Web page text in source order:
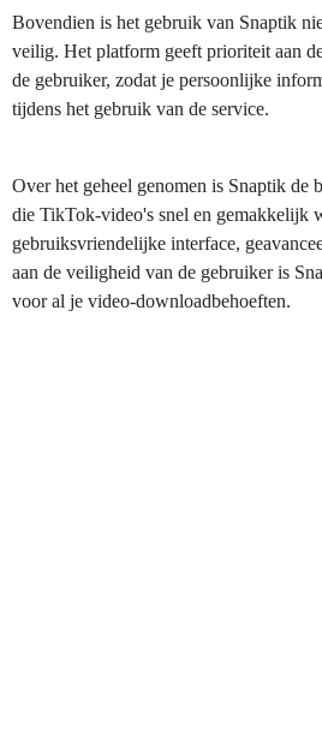
Bovendien is het gebruik van Snaptik
veilig. Het platform geeft prioriteit aan
de gebruiker, zodat je persoonlijke
tijdens het gebruik van de service.
Over het geheel genomen is Snaptik de
die TikTok-video's snel en gemakkelijk
gebruiksvriendelijke interface,
aan de veiligheid van de gebruiker is
voor al je video-downloadbehoeften.